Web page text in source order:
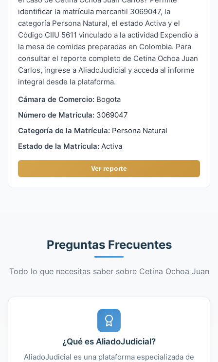
identificar la matrícula mercantil 3069047, la
categoría Persona Natural, el estado Activa y el
Código CIIU 5611 vinculado a la actividad Expendio a
la mesa de comidas preparadas en Colombia. Para
consultar el reporte completo de Cetina Ochoa Juan
Carlos, ingrese a AliadoJudicial y acceda al informe
integral desde la plataforma.
Cámara de Comercio: Bogota
Número de Matrícula: 3069047
Categoría de la Matrícula: Persona Natural
Estado de la Matrícula: Activa
Ver reporte
Preguntas Frecuentes
Todo lo que necesitas saber sobre Cetina Ochoa Juan
¿Qué es AliadoJudicial?
AliadoJudicial es una plataforma especializada de